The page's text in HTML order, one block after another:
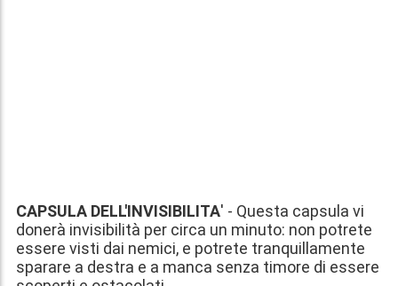
CAPSULA DELL'INVISIBILITA' - Questa capsula vi
donerà invisibilità per circa un minuto: non potrete
essere visti dai nemici, e potrete tranquillamente
sparare a destra e a manca senza timore di essere